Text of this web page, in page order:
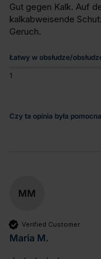
Gut gegen Kalk. Auf
kalkabweisende
Geruch.
Łatwy w obsłudze/
1
Czy ta opinia była
MM
Verified Customer
Maria M.